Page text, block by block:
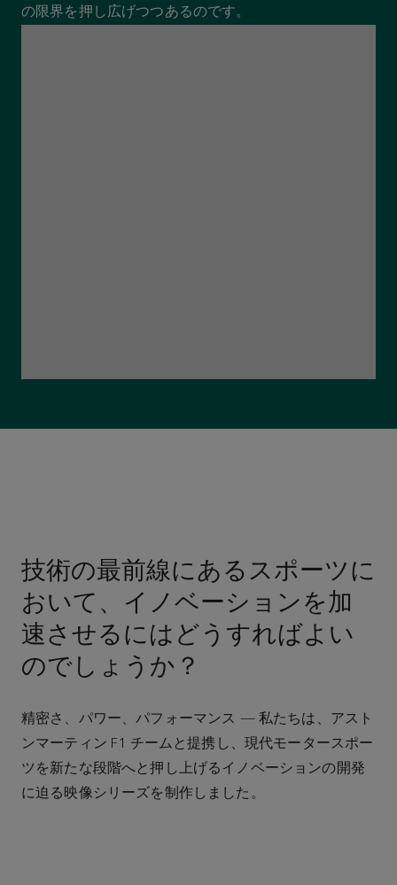
の限界を押し広げつつあるのです。
技術の最前線にあるスポーツに
おいて、イノベーションを加
速させるにはどうすればよい
のでしょうか？
精密さ、パワー、パフォーマンス — 私たちは、アスト
ンマーティン F1 チームと提携し、現代モータースポー
ツを新たな段階へと押し上げるイノベーションの開発
に迫る映像シリーズを制作しました。